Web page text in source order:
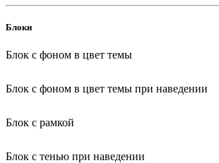
Блоки
Блок с фоном в цвет темы
Блок с фоном в цвет темы при наведении
Блок с рамкой
Блок с тенью при наведении